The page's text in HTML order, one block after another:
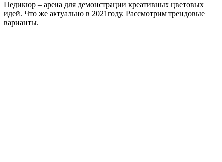
Педикюр – арена для демонстрации креативных цветовых
идей. Что же актуально в 2021году. Рассмотрим трендовые
варианты.